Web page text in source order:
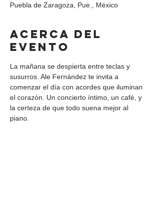
Puebla de Zaragoza, Pue., México
Acerca del
evento
La mañana se despierta entre teclas y
susurros. Ale Fernández te invita a
comenzar el día con acordes que iluminan
el corazón. Un concierto íntimo, un café, y
la certeza de que todo suena mejor al
piano.